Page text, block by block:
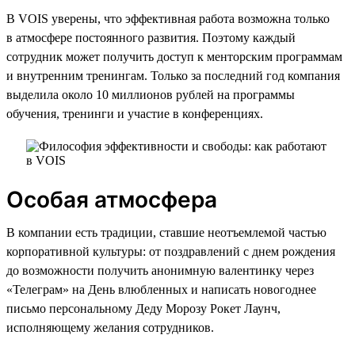
В VOIS уверены, что эффективная работа возможна только
в атмосфере постоянного развития. Поэтому каждый
сотрудник может получить доступ к менторским программам
и внутренним тренингам. Только за последний год компания
выделила около 10 миллионов рублей на программы
обучения, тренинги и участие в конференциях.
Особая атмосфера
В компании есть традиции, ставшие неотъемлемой частью
корпоративной культуры: от поздравлений с днем рождения
до возможности получить анонимную валентинку через
«Телеграм» на День влюбленных и написать новогоднее
письмо персональному Деду Морозу Рокет Лаунч,
исполняющему желания сотрудников.